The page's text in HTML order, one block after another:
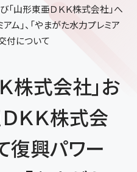
「山形東亜ＤＫＫ株式会社」へ
ム」、「やまがた水力プレミア
付について
株式会社」お
ＫＫ株式会
復興パワー